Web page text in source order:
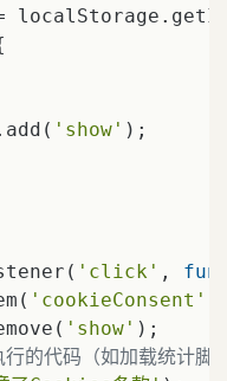
'show' );
'click' ,
'cookieConsent'
'show' );
的代码（如加载统计脚